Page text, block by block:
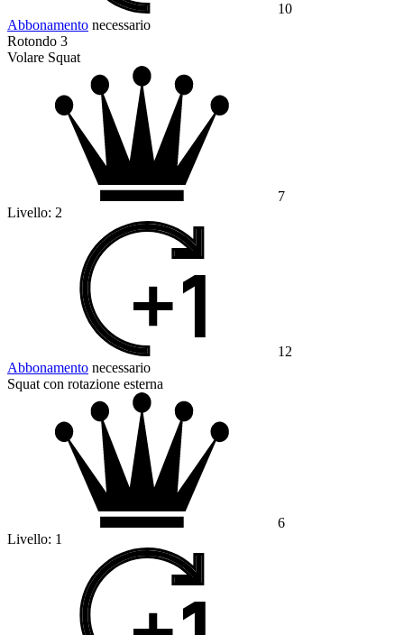
10
Abbonamento necessario
Rotondo 3
Volare Squat
7
Livello: 2
12
Abbonamento necessario
Squat con rotazione esterna
6
Livello: 1